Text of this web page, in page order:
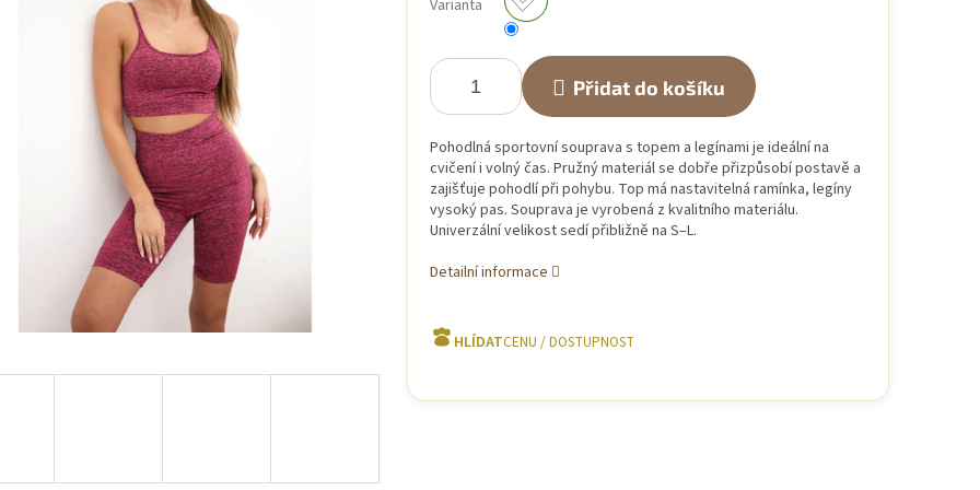
Varianta
Přidat do košíku
Pohodlná sportovní souprava s topem a legínami je ideální na
cvičení i volný čas. Pružný materiál se dobře přizpůsobí postavě a
zajišťuje pohodlí při pohybu. Top má nastavitelná ramínka, legíny
vysoký pas. Souprava je vyrobená z kvalitního materiálu.
Univerzální velikost sedí přibližně na S–L.
Detailní informace
HLÍDAT